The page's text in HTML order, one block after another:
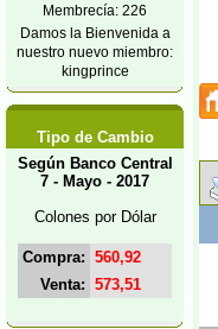
Membrecía: 226
Damos la Bienvenida a
nuestro nuevo miembro:
kingprince
Tipo de Cambio
Según Banco Central
7 - Mayo - 2017
Colones por Dólar
Compra: 560,92
Venta: 573,51